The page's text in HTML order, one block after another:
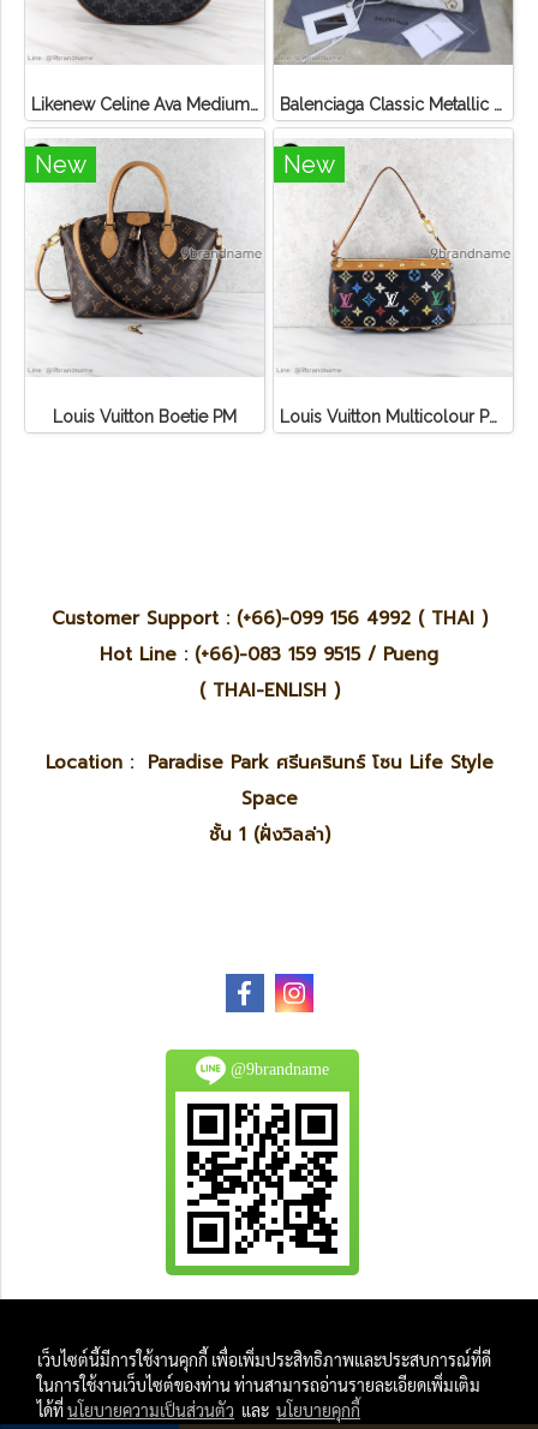
Likenew Celine Ava Medium Triomphe Canvas Balenciaga Classic Metallic Edge City Bag
New
Louis Vuitton Boetie PM
New
Louis Vuitton Multicolour Pochette Canvas
Customer Support : (+66)-099 156 4992 ( THAI )
Hot Line : (+66)-083 159 9515 / Pueng
( THAI-ENLISH )
Location : Paradise Park ศรีนครินทร์ โซน Life Style
Space
ชั้น 1 (ฝั่งวิลล่า)
@9brandname
And
All Photo in this website were taken by
เว็บไซต์นี้มีการใช้งานคุกกี้ เพื่อเพิ่มประสิทธิภาพและประสบการณ์ที่ดี
ในการใช้งานเว็บไซต์ของท่าน ท่านสามารถอ่านรายละเอียดเพิ่มเติม
ได้ที่นโยบายความเป็นส่วนตัว และ นโยบายคุกกี้